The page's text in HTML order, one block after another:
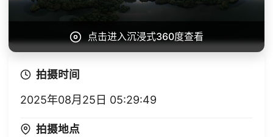
点击进入沉浸式360度查看
拍摄时间
2025年08月25日 05:29:49
拍摄地点